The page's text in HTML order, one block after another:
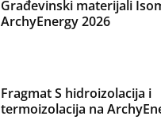
Građevinski materijali
ArchyEnergy 2026
Fragmat S hidroizolacija i
termoizolacija na